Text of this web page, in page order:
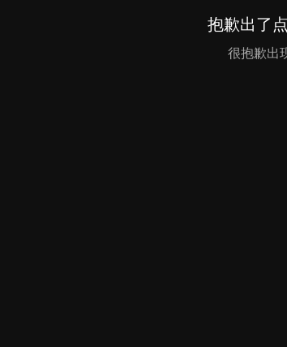
抱歉出了
很抱歉出